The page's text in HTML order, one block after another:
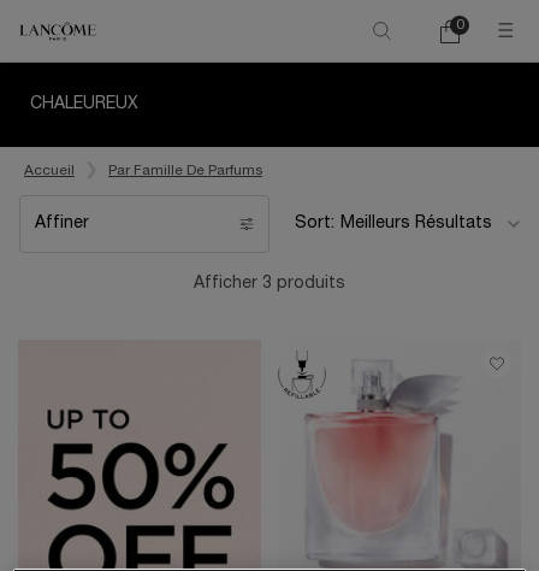
Mon
0
0 product in
CHALEUREUX
Accueil Par Famille De Parfums
Affiner
Filters menu
Sort:
Afficher 3 produits